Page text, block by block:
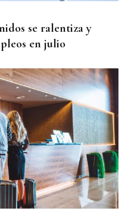
se ralentiza y
en julio